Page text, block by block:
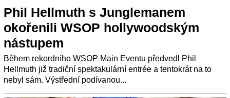
Phil Hellmuth s Junglemanem
okořenili WSOP hollywoodským
nástupem
Během rekordního WSOP Main Eventu předvedl Phil
Hellmuth již tradiční spektakulární entrée a tentokrát na to
nebyl sám. Výstřední podívanou...